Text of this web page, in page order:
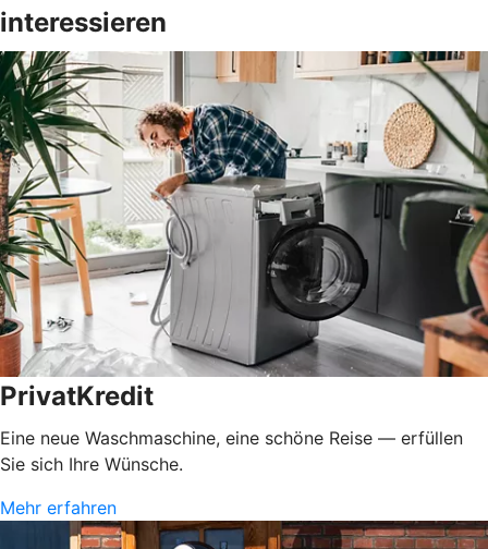
interessieren
PrivatKredit
Eine neue Waschmaschine, eine schöne Reise — erfüllen
Sie sich Ihre Wünsche.
Mehr erfahren